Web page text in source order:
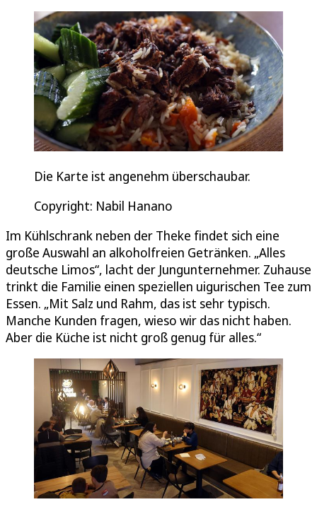
Die Karte ist angenehm überschaubar.
Copyright: Nabil Hanano
Im Kühlschrank neben der Theke findet sich eine
große Auswahl an alkoholfreien Getränken. „Alles
deutsche Limos“, lacht der Jungunternehmer. Zuhause
trinkt die Familie einen speziellen uigurischen Tee zum
Essen. „Mit Salz und Rahm, das ist sehr typisch.
Manche Kunden fragen, wieso wir das nicht haben.
Aber die Küche ist nicht groß genug für alles.“